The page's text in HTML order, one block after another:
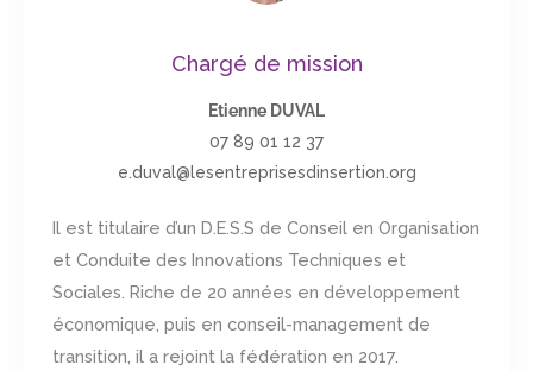
Chargé de mission
Etienne DUVAL
07 89 01 12 37
e.duval@lesentreprisesdinsertion.org
Il est titulaire d’un D.E.S.S de Conseil en Organisation
et Conduite des Innovations Techniques et
Sociales. Riche de 20 années en développement
économique, puis en conseil-management de
transition, il a rejoint la fédération en 2017.